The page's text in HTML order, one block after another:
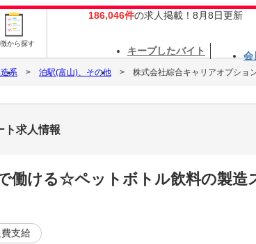
から探す
186,046件の求人掲載！8月8日更新
キープしたバイト 会
系 泊駅(富山)、その他 株式会社綜合キャリアオプシ
ト求人情報
働ける☆ペットボトル飲料の製造
支給